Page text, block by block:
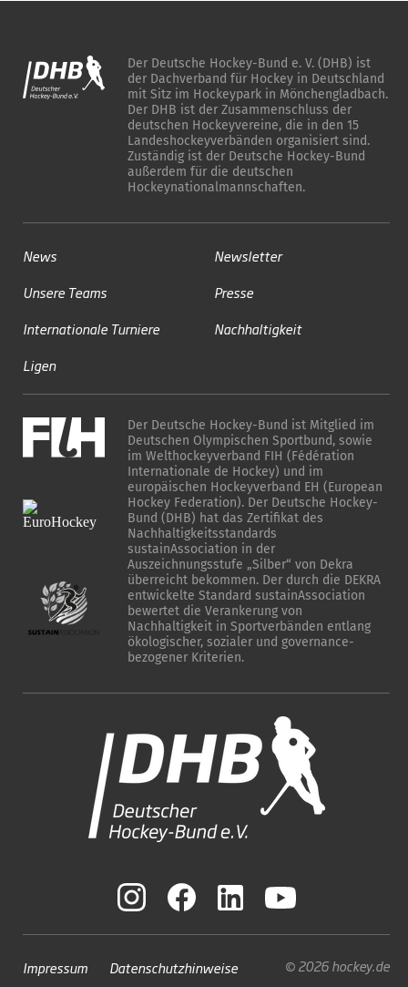
Der Deutsche Hockey-Bund e. V. (DHB) ist
der Dachverband für Hockey in Deutschland
mit Sitz im Hockeypark in Mönchengladbach.
Der DHB ist der Zusammenschluss der
deutschen Hockeyvereine, die in den 15
Landeshockeyverbänden organisiert sind.
Zuständig ist der Deutsche Hockey-Bund
außerdem für die deutschen
Hockeynationalmannschaften.
News
Unsere Teams
Internationale Turniere
Ligen
Newsletter
Presse
Nachhaltigkeit
Der Deutsche Hockey-Bund ist Mitglied im
Deutschen Olympischen Sportbund, sowie
im Welthockeyverband FIH (Fédération
Internationale de Hockey) und im
europäischen Hockeyverband EH (European
Hockey Federation). Der Deutsche Hockey-
Bund (DHB) hat das Zertifikat des
Nachhaltigkeitsstandards
sustainAssociation in der
Auszeichnungsstufe „Silber“ von Dekra
überreicht bekommen. Der durch die DEKRA
entwickelte Standard sustainAssociation
bewertet die Verankerung von
Nachhaltigkeit in Sportverbänden entlang
ökologischer, sozialer und governance-
bezogener Kriterien.
Impressum Datenschutzhinweise © 2026 hockey.de